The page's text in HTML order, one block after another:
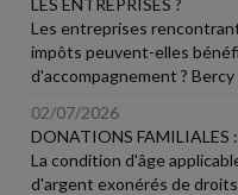
Les entreprises
impôts peuvent-elles
d'accompagnement ?
02/07/2026
DONATIONS FAMILIALES
La condition d'âge
d'argent exonérés de